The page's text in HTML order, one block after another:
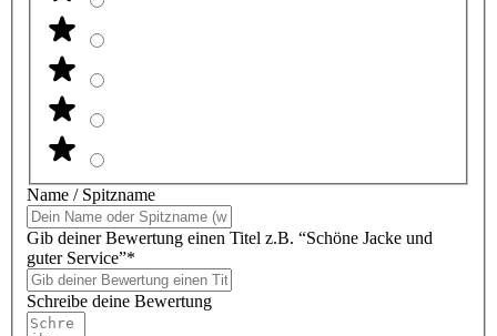
Name / Spitzname
Gib deiner Bewertung einen Titel z.B. “Schöne Jacke und
guter Service”*
Schreibe deine Bewertung